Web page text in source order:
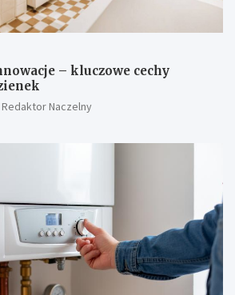
– kluczowe cechy
Redaktor Naczelny